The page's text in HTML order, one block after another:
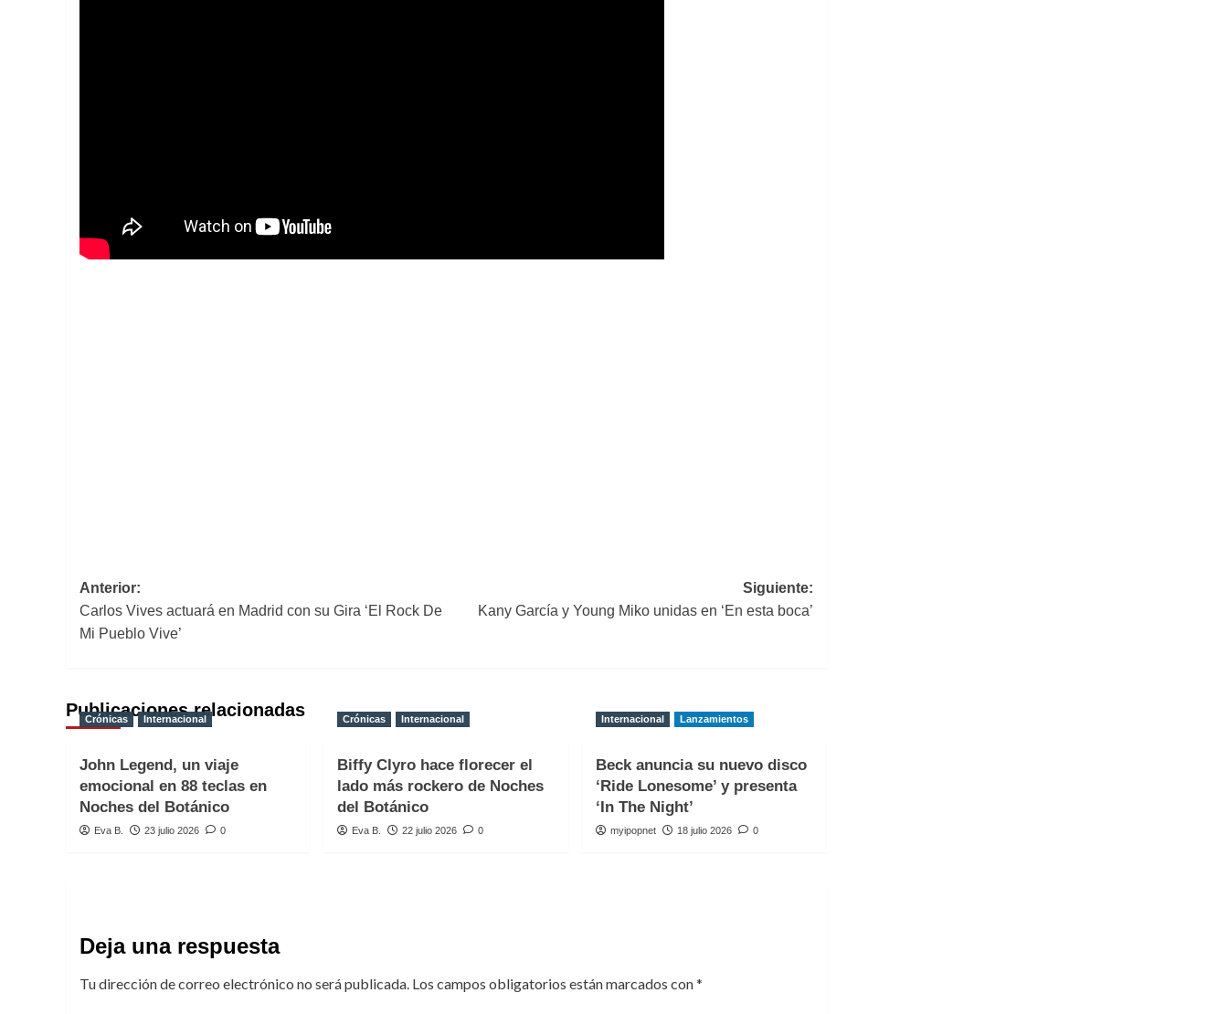
Navegación
de
Anterior:
Carlos Vives actuará en Madrid con su Gira ‘El Rock De
Mi Pueblo Vive’
Siguiente:
Kany García y Young Miko unidas en ‘En esta boca’
Publicaciones relacionadas
Crónicas Internacional
John Legend, un viaje
emocional en 88 teclas en
Noches del Botánico
Eva B. 23 julio 2026 0
Crónicas Internacional
Biffy Clyro hace florecer el
lado más rockero de Noches
del Botánico
Eva B. 22 julio 2026 0
Internacional Lanzamientos
Beck anuncia su nuevo disco
‘Ride Lonesome’ y presenta
‘In The Night’
myipopnet 18 julio 2026 0
Deja una respuesta
Tu dirección de correo electrónico no será publicada. Los campos obligatorios están marcados con*